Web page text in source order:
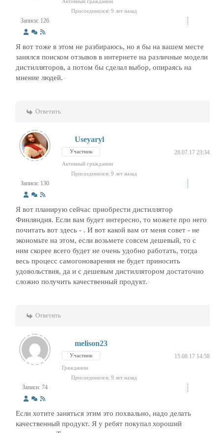
Записи: 126
Присоединился: 9 лет назад
Я вот тоже в этом не разбираюсь, но я бы на вашем месте
занялся поиском отзывов в интернете на различные модели
дистилляторов, а потом бы сделал выбор, опираясь на
мнение людей.
Ответить
Записи: 130
Useyaryl
Участник 28.07.17 23:34
Активный гражданин
Присоединился: 9 лет назад
Я вот планирую сейчас приобрести дистиллятор
Финляндия. Если вам будет интересно, то можете про него
почитать вот здесь - . И вот какой вам от меня совет - не
экономьте на этом, если возьмете совсем дешевый, то с
ним скорее всего будет не очень удобно работать, тогда
весь процесс самогоноварения не будет приносить
удовольствия, да и с дешевым дистиллятором достаточно
сложно получить качественный продукт.
Ответить
Записи: 74
melison23
Участник 15.08.17 14:58
Гражданин
Присоединился: 9 лет назад
Если хотите заняться этим это похвально, надо делать
качественный продукт. Я у ребят покупал хороший